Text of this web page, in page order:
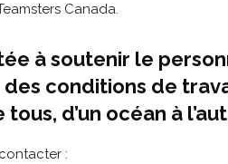
Canada.
à soutenir le
conditions de
d’un océan à
: